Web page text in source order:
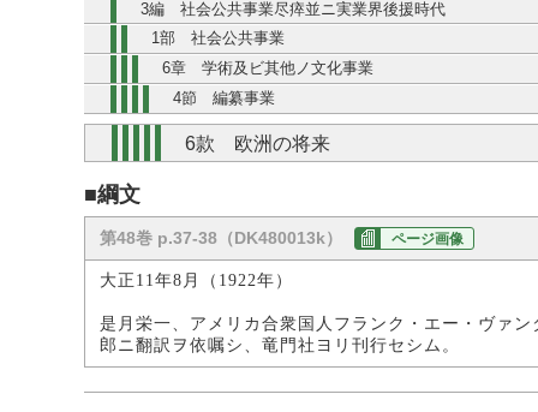
3編 社会公共事業尽瘁並ニ実業界後援時代
1部 社会公共事業
6章 学術及ビ其他ノ文化事業
4節 編纂事業
6款 欧洲の将来
■綱文
第48巻 p.37-38（DK480013k） ページ画像
大正11年8月（1922年）
是月栄一、アメリカ合衆国人フランク・エー・ヴァ
郎ニ翻訳ヲ依嘱シ、竜門社ヨリ刊行セシム。